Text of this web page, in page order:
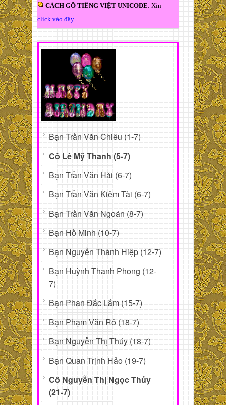
CÁCH GÕ TIẾNG VIỆT UNICODE: Xin
click vào đây.
Bạn Trần Văn Chiêu (1-7)
Cô Lê Mỹ Thanh (5-7)
Bạn Trần Văn Hải (6-7)
Bạn Trần Văn Kiêm Tài (6-7)
Bạn Trần Văn Ngoán (8-7)
Bạn Hồ Minh (10-7)
Bạn Nguyễn Thành Hiệp (12-7)
Bạn Huỳnh Thanh Phong (12-
7)
Bạn Phan Đắc Lắm (15-7)
Bạn Phạm Văn Rô (18-7)
Bạn Nguyễn Thị Thúy (18-7)
Bạn Quan Trịnh Hảo (19-7)
Cô Nguyễn Thị Ngọc Thủy
(21-7)